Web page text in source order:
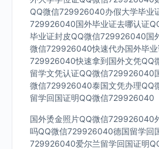
QQ微信729926040办假大学毕业
729926040国外毕业证去哪认证
毕业证封皮QQ微信729926040国
微信729926040快速代办国外毕
729926040快速拿到国外文凭QQ
留学文凭认证QQ微信729926040
微信729926040泰国文凭办理QQ
留学回国证明QQ微信729926040
国外烫金照片QQ微信729926040
吗QQ微信729926040德国留学回
729926040爱尔兰留学回国证明